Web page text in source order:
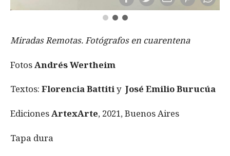
Miradas Remotas. Fotógrafos en cuarentena
FotosAndrés Wertheim
Textos: Florencia Battitiy José Emilio Burucúa
EdicionesArtexArte, 2021, Buenos Aires
Tapa dura